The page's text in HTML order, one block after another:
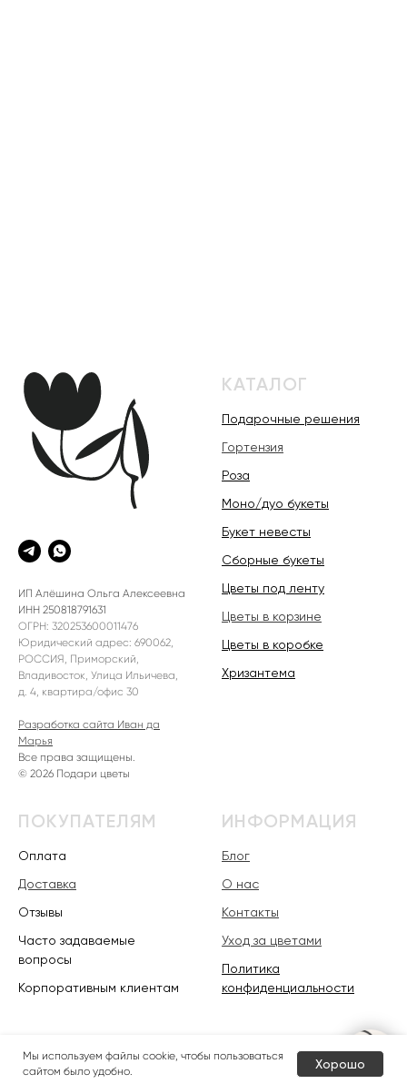
Мы используем файлы cookie, чтобы пользоваться
сайтом было удобно.
Хорошо
ИП Алёшина Ольга Алексеевна
ИНН 250818791631
ОГРН: 320253600011476
Юридический адрес: 690062,
РОССИЯ, Приморский,
Владивосток, Улица Ильичева,
д. 4, квартира/офис 30
Разработка сайта Иван да
Марья
Все права защищены.
© 2026 Подари цветы
КАТАЛОГ
Подарочные решения
Гортензия
Роза
Моно/дуо букеты
Букет невесты
Сборные букеты
Цветы под ленту
Цветы в корзине
Цветы в коробке
Хризантема
ПОКУПАТЕЛЯМ
Оплата
Доставка
Отзывы
Часто задаваемые
вопросы
Корпоративным клиентам
ИНФОРМАЦИЯ
Блог
О нас
Контакты
Уход за цветами
Политика
конфиденциальности